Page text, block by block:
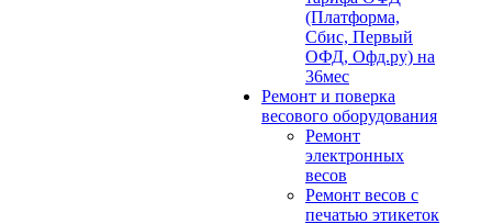
(Платформа,
Сбис, Первый
ОФД, Офд.ру) на
36мес
Ремонт и поверка
весового оборудования
Ремонт
электронных
весов
Ремонт весов с
печатью этикеток